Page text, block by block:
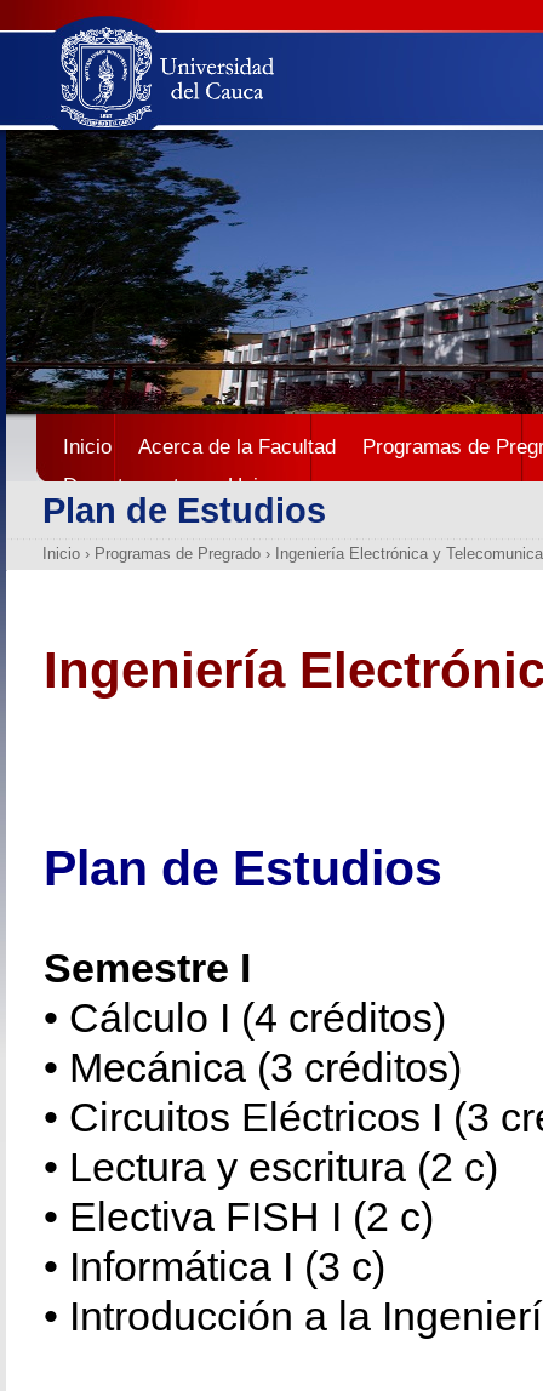
Inicio Acerca de la Facultad
Programas de
Departamentos
Unicauca
Plan de Estudios
Inicio › Programas de Pregrado › Ingeniería Electrónica y
Ingeniería
Plan de Estudios
Semestre I
• Cálculo I (4 créditos)
• Mecánica (3 créditos)
• Circuitos Eléctricos I (3
• Lectura y escritura (2 c)
• Electiva FISH I (2 c)
• Informática I (3 c)
• Introducción a la